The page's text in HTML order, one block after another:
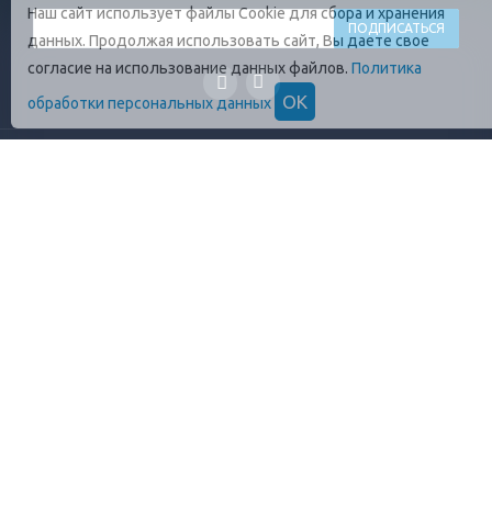
Наш сайт использует файлы Cookie для сбора и хранения
данных. Продолжая использовать сайт, Вы даете свое
согласие на использование данных файлов. Политика
обработки персональных данных
ОК